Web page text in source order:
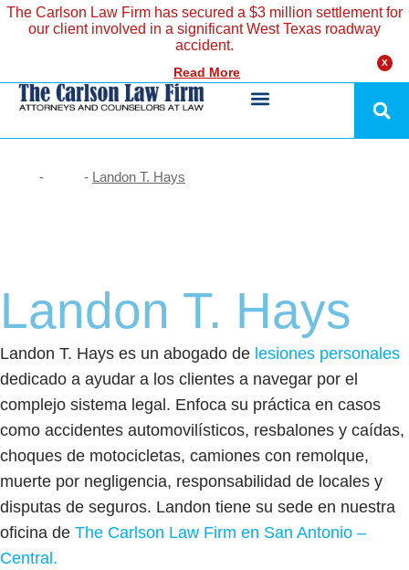
X
The Carlson Law Firm has secured a $3 million settlement for
our client involved in a significant West Texas roadway
accident.
Read More
- - Landon T. Hays
Landon T. Hays
Landon T. Hays es un abogado de lesiones personales
dedicado a ayudar a los clientes a navegar por el
complejo sistema legal. Enfoca su práctica en casos
como accidentes automovilísticos, resbalones y caídas,
choques de motocicletas, camiones con remolque,
muerte por negligencia, responsabilidad de locales y
disputas de seguros. Landon tiene su sede en nuestra
oficina de The Carlson Law Firm en San Antonio –
Central.